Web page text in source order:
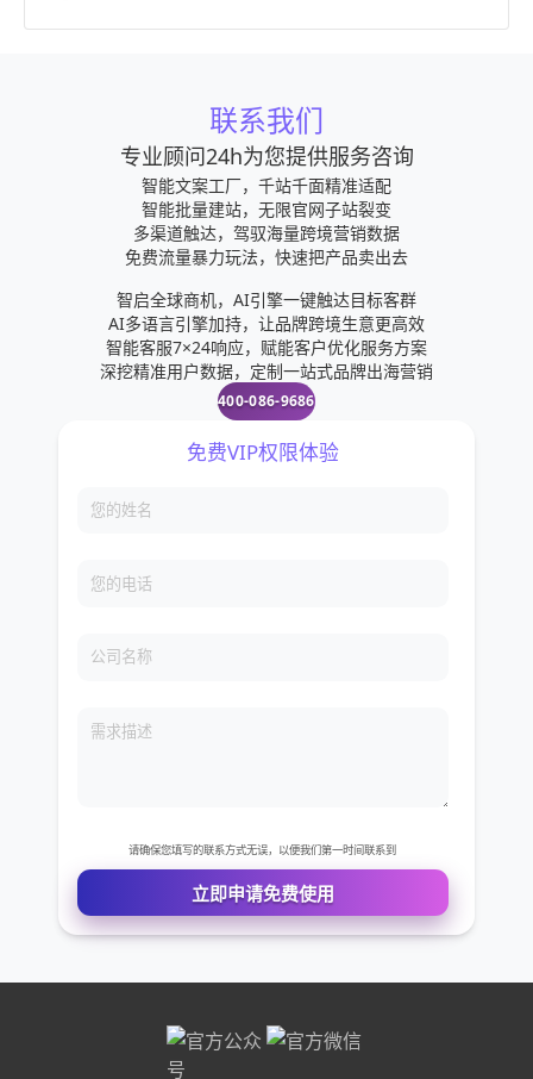
联系我们
专业顾问24h为您提供服务咨询
智能文案工厂，千站千面精准适配
智能批量建站，无限官网子站裂变
多渠道触达，驾驭海量跨境营销数据
免费流量暴力玩法，快速把产品卖出去
智启全球商机，AI引擎一键触达目标客群
AI多语言引擎加持，让品牌跨境生意更高效
智能客服7×24响应，赋能客户优化服务方案
深挖精准用户数据，定制一站式品牌出海营销
400-086-9686
免费VIP权限体验
您的电话